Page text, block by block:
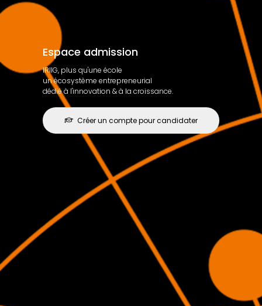
Espace admission
IRIIG, plus qu'une école
un écosystème entrepreneurial
dédié à l'innovation & à la croissance.
Créer un compte pour candidater